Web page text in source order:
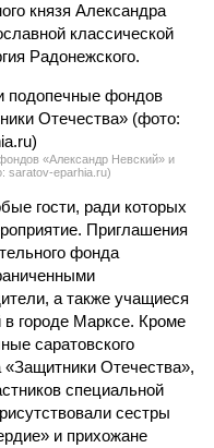
князя Александра
классической
Радонежского.
«Александр Невский» и
saratov-eparhia.ru)
гости, ради которых
Приглашения
фонда
а также учащиеся
городе Марксе. Кроме
саратовского
Отечества»,
специальной
сестры
и прихожане